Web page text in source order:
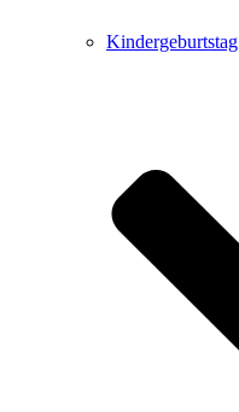
Kindergeburtstag